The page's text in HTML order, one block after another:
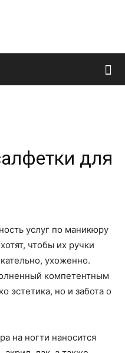
для
услуг по маникюру
чтобы их ручки
ухоженно.
компетентным
эстетика, но и забота о
на ногти наносится